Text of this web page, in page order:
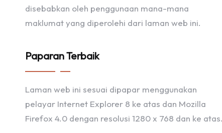
disebabkan oleh penggunaan mana-mana
maklumat yang diperolehi dari laman web ini.
Paparan Terbaik
Laman web ini sesuai dipapar menggunakan
pelayar Internet Explorer 8 ke atas dan Mozilla
Firefox 4.0 dengan resolusi 1280 x 768 dan ke atas.